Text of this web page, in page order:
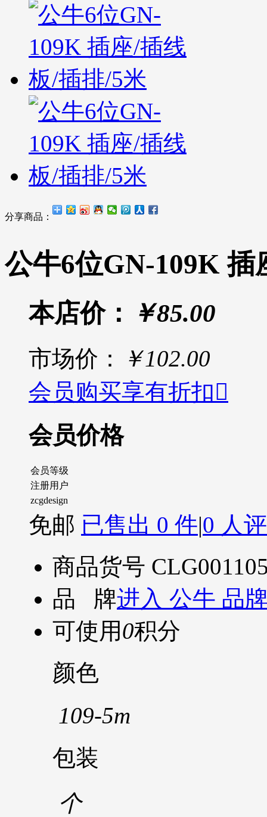
分享商品：
公牛6位GN-109K 插
本店价： ￥85.00
市场价：
￥102.00
会员购买享有折扣
会员价格
会员等级
注册用户
zcgdesign
免邮 已售出 0 件|0 人
商品货号
品 牌进入 公牛 品
可使用0积分
颜色
109-5m
包装
个